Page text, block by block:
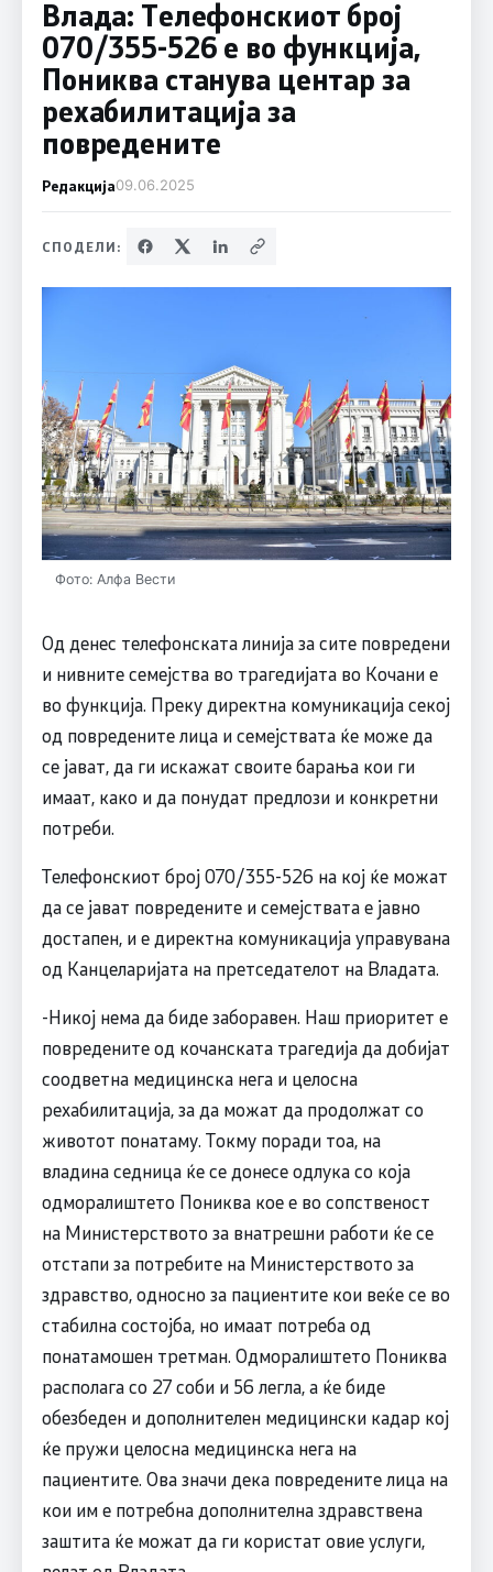
Влада: Телефонскиот број
070/355-526 е во функција,
Пониква станува центар за
рехабилитација за
повредените
Редакција09.06.2025
СПОДЕЛИ:
Фото: Алфа Вести
Од денес телефонската линија за сите повредени
и нивните семејства во трагедијата во Кочани е
во функција. Преку директна комуникација секој
од повредените лица и семејствата ќе може да
се јават, да ги искажат своите барања кои ги
имаат, како и да понудат предлози и конкретни
потреби.
Телефонскиот број 070/355-526 на кој ќе можат
да се јават повредените и семејствата е јавно
достапен, и е директна комуникација управувана
од Канцеларијата на претседателот на Владата.
-Никој нема да биде заборавен. Наш приоритет е
повредените од кочанската трагедија да добијат
соодветна медицинска нега и целосна
рехабилитација, за да можат да продолжат со
животот понатаму. Токму поради тоа, на
владина седница ќе се донесе одлука со која
одморалиштето Пониква кое е во сопственост
на Министерството за внатрешни работи ќе се
отстапи за потребите на Министерството за
здравство, односно за пациентите кои веќе се во
стабилна состојба, но имаат потреба од
понатамошен третман. Одморалиштето Пониква
располага со 27 соби и 56 легла, а ќе биде
обезбеден и дополнителен медицински кадар кој
ќе пружи целосна медицинска нега на
пациентите. Ова значи дека повредените лица на
кои им е потребна дополнителна здравствена
заштита ќе можат да ги користат овие услуги,